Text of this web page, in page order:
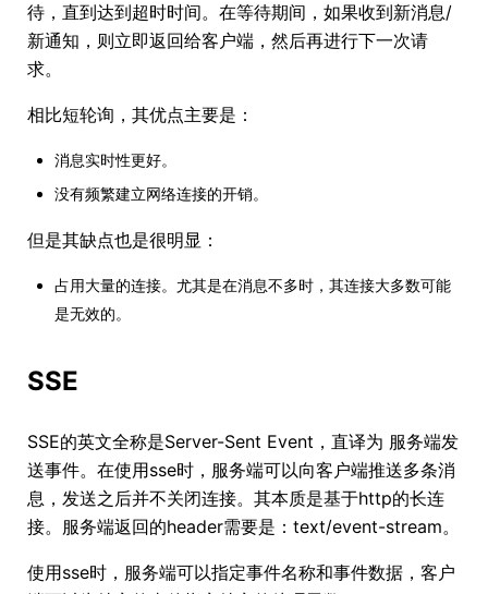
待，直到达到超时时间。在等待期间，如果收到新消息/
新通知，则立即返回给客户端，然后再进行下一次请
求。
相比短轮询，其优点主要是：
消息实时性更好。
没有频繁建立网络连接的开销。
但是其缺点也是很明显：
占用大量的连接。尤其是在消息不多时，其连接大多数可能
是无效的。
SSE
SSE的英文全称是Server-Sent Event，直译为 服务端发
送事件。在使用sse时，服务端可以向客户端推送多条消
息，发送之后并不关闭连接。其本质是基于http的长连
接。服务端返回的header需要是：text/event-stream。
使用sse时，服务端可以指定事件名称和事件数据，客户